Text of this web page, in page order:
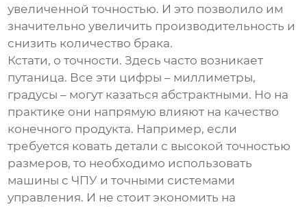
увеличенной точностью. И это позволило им
значительно увеличить производительность и
снизить количество брака.
Кстати, о точности. Здесь часто возникает
путаница. Все эти цифры – миллиметры,
градусы – могут казаться абстрактными. Но на
практике они напрямую влияют на качество
конечного продукта. Например, если
требуется ковать детали с высокой точностью
размеров, то необходимо использовать
машины с ЧПУ и точными системами
управления. И не стоит экономить на